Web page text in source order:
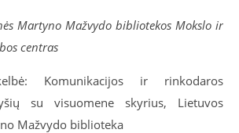
Martyno Mažvydo bibliotekos Mokslo ir
centras
Komunikacijos ir rinkodaros
su visuomene skyrius, Lietuvos
Mažvydo biblioteka